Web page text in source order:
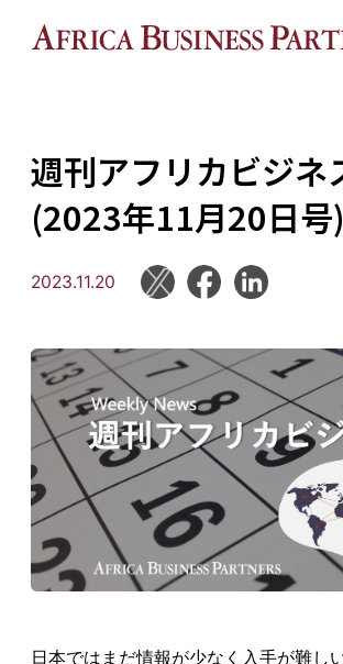
週刊アフリカビジネ
(2023年11月20日号)
2023.11.20
日本ではまだ情報が少なく入手が難し